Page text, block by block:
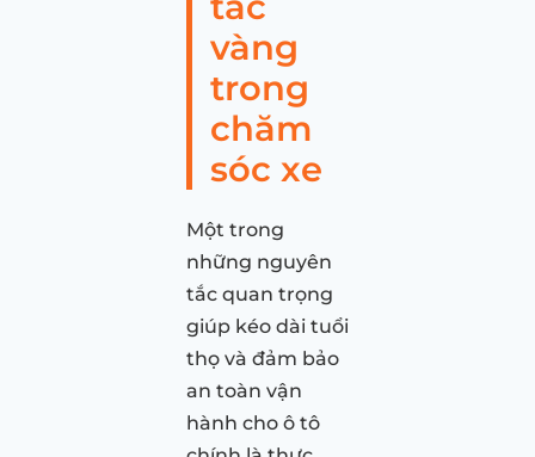
vàng
trong
chăm
sóc xe
Một trong
những nguyên
tắc quan trọng
giúp kéo dài tuổi
thọ và đảm bảo
an toàn vận
hành cho ô tô